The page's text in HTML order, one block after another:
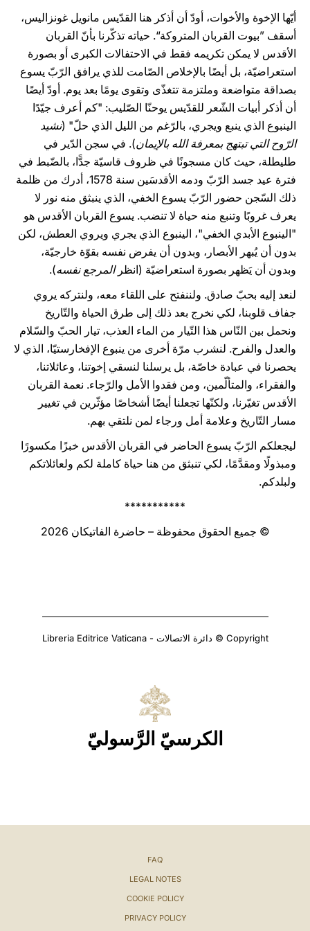
أيّها الإخوة والأخوات، أودّ أن أذكر هنا القدّيس مانويل غونزاليس،
أسقف ”بيوت القربان المتروكة“. حياته تذكّرنا بأنّ القربان
الأقدس لا يمكن تكريمه فقط في الاحتفالات الكبرى أو بصورة
استعراضيّة، بل أيضًا بالإخلاص الصّامت للذي يرافق الرّبّ يسوع
بصداقة متواضعة وملتزمة تتغذّى وتقوى يومًا بعد يوم. أودّ أيضًا
أن أذكر أبيات الشّعر للقدّيس يوحنّا الصّليب: "كم أعرف جيّدًا
الينبوع الذي ينبع ويجري، بالرّغم من الليل الذي حلّ" (نشيد
الرّوح التي تبتهج بمعرفة الله بالإيمان). في سجن الدّير في
طليطلة، حيث كان مسجونًا في ظروف قاسيّة جدًّا، بالضّبط في
فترة عيد جسد الرّبّ ودمه الأقدسَين سنة 1578، أدرك من ظلمة
ذلك السّجن حضور الرّبّ يسوع الخفي، الذي ينبثق منه نور لا
يعرف غروبًا وتنبع منه حياة لا تنضب. يسوع القربان الأقدس هو
"الينبوع الأبدي الخفي"، الينبوع الذي يجري ويروي العطش، لكن
بدون أن يُبهر الأبصار، وبدون أن يفرض نفسه بقوّة خارجيّة،
وبدون أن يَظهر بصورة استعراضيّة (انظرالمرجع نفسه).
لنعد إليه بحبّ صادق. ولننفتح على اللقاء معه، ولنتركه يروي
جفاف قلوبنا، لكي نخرج بعد ذلك إلى طرق الحياة والتّاريخ
ونحمل بين النّاس هذا التّيار من الماء العذب، تيار الحبّ والسّلام
والعدل والفرح. لنشرب مرّة أخرى من ينبوع الإفخارستيّا، الذي لا
يحصرنا في عبادة خاصّة، بل يرسلنا لنسقي إخوتنا، وعائلاتنا،
والفقراء، والمتألّمين، ومن فقدوا الأمل والرّجاء. نعمة القربان
الأقدس تغيّرنا، ولكنّها تجعلنا أيضًا أشخاصًا مؤثّرين في تغيير
مسار التّاريخ وعلامة أمل ورجاء لمن نلتقي بهم.
ليجعلكم الرّبّ يسوع الحاضر في القربان الأقدس خبزًا مكسورًا
ومبذولًا ومقدَّمًا، لكي تنبثق من هنا حياة كاملة لكم ولعائلاتكم
ولبلدكم.
***********
© جميع الحقوق محفوظة – حاضرة الفاتيكان 2026
Copyright © دائرة الاتصالات - Libreria Editrice Vaticana
الكرسيّ الرَّسوليّ
FAQ
LEGAL NOTES
COOKIE POLICY
PRIVACY POLICY